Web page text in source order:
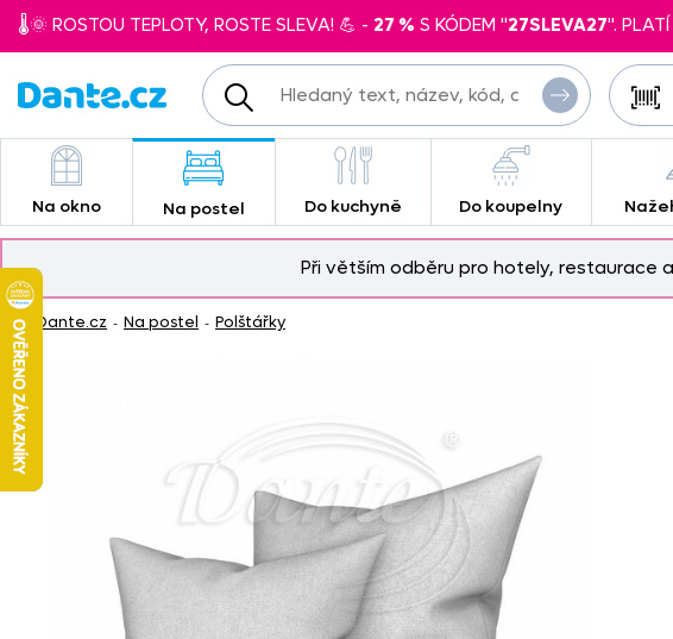
🌡️🌞 ROSTOU TEPLOTY, ROSTE SLEVA! 💪 - 27 % S KÓDEM "27SLEVA27".
Na okno Na postel Do kuchyně Do koupelny
Při větším odběru pro hotely, restaurace
Dante.cz - Na postel - Polštářky